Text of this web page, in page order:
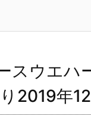
スウエハ
2019年